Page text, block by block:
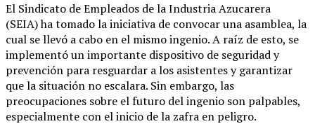
El Sindicato de Empleados de la Industria Azucarera
(SEIA) ha tomado la iniciativa de convocar una asamblea, la
cual se llevó a cabo en el mismo ingenio. A raíz de esto, se
implementó un importante dispositivo de seguridad y
prevención para resguardar a los asistentes y garantizar
que la situación no escalara. Sin embargo, las
preocupaciones sobre el futuro del ingenio son palpables,
especialmente con el inicio de la zafra en peligro.